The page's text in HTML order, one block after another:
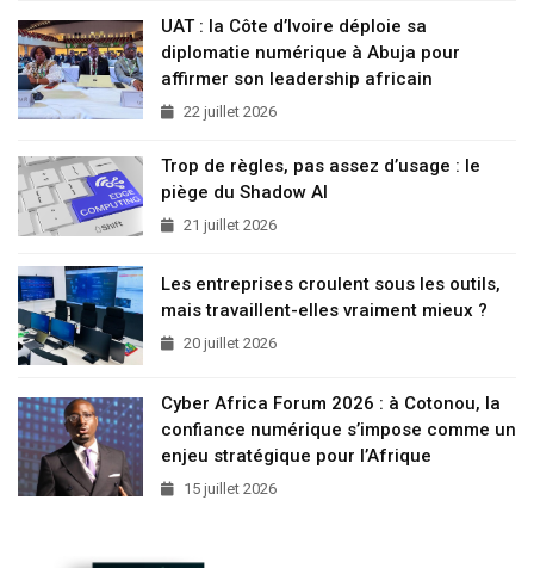
UAT : la Côte d’Ivoire déploie sa
diplomatie numérique à Abuja pour
affirmer son leadership africain
22 juillet 2026
Trop de règles, pas assez d’usage : le
piège du Shadow AI
21 juillet 2026
Les entreprises croulent sous les outils,
mais travaillent-elles vraiment mieux ?
20 juillet 2026
Cyber Africa Forum 2026 : à Cotonou, la
confiance numérique s’impose comme un
enjeu stratégique pour l’Afrique
15 juillet 2026